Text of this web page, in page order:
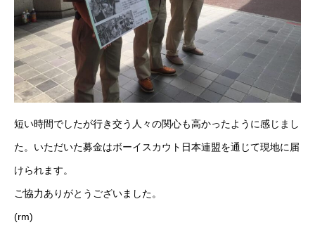
短い時間でしたが行き交う人々の関心も高かったように感じまし
た。いただいた募金はボーイスカウト日本連盟を通じて現地に届
けられます。
ご協力ありがとうございました。
(rm)